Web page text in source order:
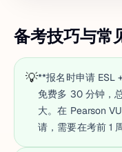
备考技巧与常
💡**报名时申请 ESL
免费多 30 分钟，
大。在 Pearson
请，需要在考前 1